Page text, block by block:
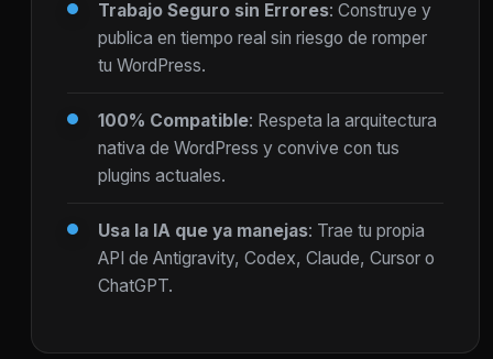
Trabajo Seguro sin Errores: Construye y
publica en tiempo real sin riesgo de romper
tu WordPress.
100% Compatible: Respeta la arquitectura
nativa de WordPress y convive con tus
plugins actuales.
Usa la IA que ya manejas: Trae tu propia
API de Antigravity, Codex, Claude, Cursor o
ChatGPT.